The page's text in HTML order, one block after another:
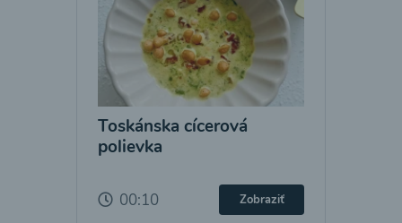
Toskánska cícerová
polievka
00:10 Zobraziť